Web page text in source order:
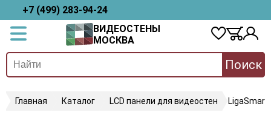
+7 (499) 283-94-24
ВИДЕОСТЕНЫ
МОСКВА
Поиск
Главная Каталог LCD панели для видеостен LigaSmart